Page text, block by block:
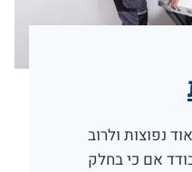
נפוצות ולרוב
אם כי בחלק